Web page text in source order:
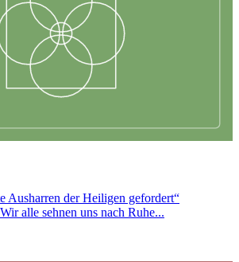
Ausharren der Heiligen gefordert“
alle sehnen uns nach Ruhe...